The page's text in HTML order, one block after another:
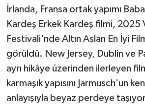
İrlanda, Fransa ortak yapımı
Kardeş Erkek Kardeş filmi, 2025
Festivali'nde Altın Aslan En İyi
görüldü. New Jersey, Dublin ve
ayrı hikâye üzerinden ilerleyen
karmaşık yapısını Jarmusch'un
anlayışıyla beyaz perdeye